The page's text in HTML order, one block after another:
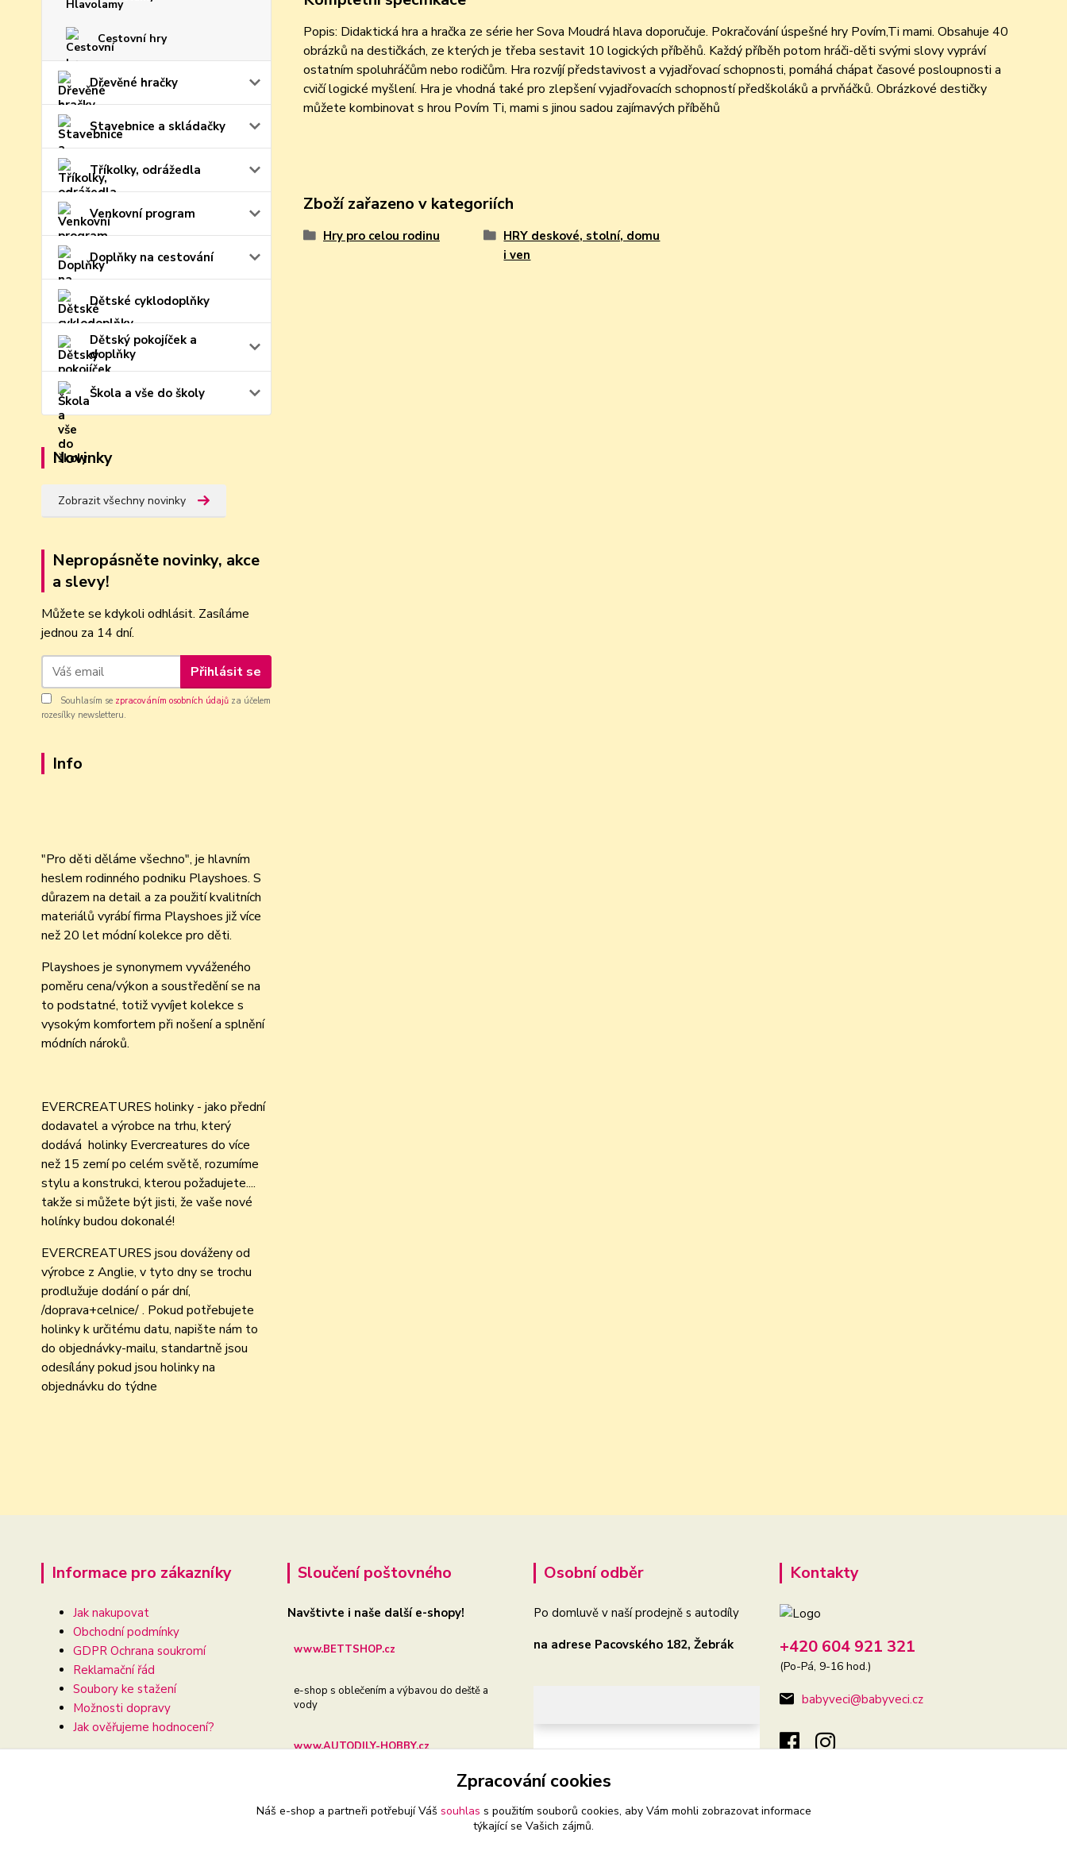
Cestovní hry
Dřevěné hračky
Stavebnice a skládačky
Tříkolky, odrážedla
Venkovní program
Doplňky na cestování
Dětské cyklodoplňky
Dětský pokojíček a
doplňky
Škola a vše do školy
Novinky
Zobrazit všechny novinky
Nepropásněte novinky, akce
a slevy!
Můžete se kdykoli odhlásit. Zasíláme
jednou za 14 dní.
Přihlásit se
Souhlasím se zpracováním osobních údajů za účelem
rozesílky newsletteru.
Info
"Pro děti děláme všechno", je hlavním
heslem rodinného podniku Playshoes. S
důrazem na detail a za použití kvalitních
materiálů vyrábí firma Playshoes již více
než 20 let módní kolekce pro děti.
Playshoes je synonymem vyváženého
poměru cena/výkon a soustředění se na
to podstatné, totiž vyvíjet kolekce s
vysokým komfortem při nošení a splnění
módních nároků.
EVERCREATURES holinky - jako přední
dodavatel a výrobce na trhu, který
dodává holinky Evercreatures do více
než 15 zemí po celém světě, rozumíme
stylu a konstrukci, kterou požadujete....
takže si můžete být jisti, že vaše nové
holínky budou dokonalé!
EVERCREATURES jsou dováženy od
výrobce z Anglie, v tyto dny se trochu
prodlužuje dodání o pár dní,
/doprava+celnice/ . Pokud potřebujete
holinky k určitému datu, napište nám to
do objednávky-mailu, standartně jsou
odesílány pokud jsou holinky na
objednávku do týdne
Popis: Didaktická hra a hračka ze série her Sova Moudrá hlava doporučuje. Pokračování úspešné hry Povím,Ti mami. Obsahuje 40
obrázků na destičkách, ze kterých je třeba sestavit 10 logických příběhů. Každý příběh potom hráči-děti svými slovy vypráví
ostatním spoluhráčům nebo rodičům. Hra rozvíjí představivost a vyjadřovací schopnosti, pomáhá chápat časové posloupnosti a
cvičí logické myšlení. Hra je vhodná také pro zlepšení vyjadřovacích schopností předškoláků a prvňáčků. Obrázkové destičky
můžete kombinovat s hrou Povím Ti, mami s jinou sadou zajímavých příběhů
Zboží zařazeno v kategoriích
Hry pro celou rodinu
HRY deskové, stolní, domu
i ven
Informace pro zákazníky
Jak nakupovat
Obchodní podmínky
GDPR Ochrana soukromí
Reklamační řád
Soubory ke stažení
Možnosti dopravy
Jak ověřujeme hodnocení?
Sloučení poštovného
Navštivte i naše další e-shopy!
www.BETTSHOP.cz
e-shop s oblečením a výbavou do deště a
vody
www.AUTODILY-HOBBY.cz
e-shop pro vaše auto, dílnu i zahradu
Osobní odběr
Po domluvě v naší prodejně s autodíly
na adrese Pacovského 182, Žebrák
Kontakty
+420 604 921 321
(Po-Pá, 9-16 hod.)
babyveci@babyveci.cz
Zpracování cookies
Náš e-shop a partneři potřebují Váš souhlas s použitím souborů cookies, aby Vám mohli zobrazovat informace
týkající se Vašich zájmů.